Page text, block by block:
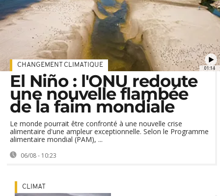
01:14
CHANGEMENT CLIMATIQUE
El Niño : l'ONU redoute
une nouvelle flambée
de la faim mondiale
Le monde pourrait être confronté à une nouvelle crise
alimentaire d'une ampleur exceptionnelle. Selon le Programme
alimentaire mondial (PAM), ...
06/08 - 10:23
CLIMAT